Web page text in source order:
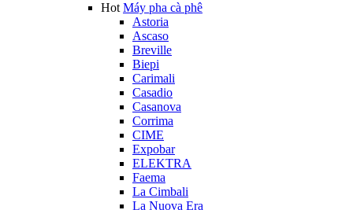
Hot Máy pha cà phê
Astoria
Ascaso
Breville
Biepi
Carimali
Casadio
Casanova
Corrima
CIME
Expobar
ELEKTRA
Faema
La Cimbali
La Nuova Era